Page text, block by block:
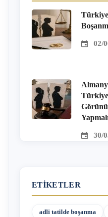
02/
30/
ETIKETLER
adli tatilde boşanma